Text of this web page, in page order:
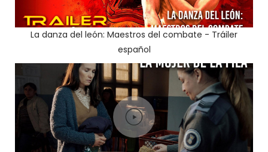
La danza del león: Maestros del combate - Tráiler
español